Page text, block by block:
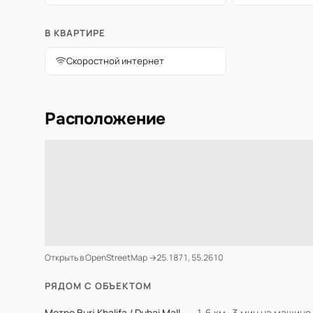
В КВАРТИРЕ
Скоростной интернет
Расположение
Открыть в OpenStreetMap →25.1871, 55.2610
РЯДОМ С ОБЪЕКТОМ